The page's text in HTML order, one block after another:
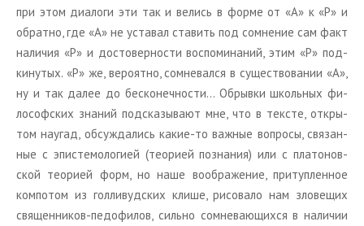
при этом диа­ло­ги эти так и ве­лись в форме от «А» к «Р» и
об­рат­но, где «А» не уста­вал ста­вить под со­мне­ние сам факт
на­ли­чия «Р» и до­сто­вер­но­сти вос­по­ми­на­ний, этим «Р» под­
ки­ну­тых. «Р» же, ве­ро­ят­но, со­мне­вал­ся в су­ще­ство­ва­нии «А»,
ну и так далее до бес­ко­неч­но­сти… Об­рыв­ки школь­ных фи­
ло­соф­ских зна­ний под­ска­зы­ва­ют мне, что в тек­сте, от­кры­
том на­у­гад, об­суж­да­лись какие-то важ­ные во­про­сы, свя­зан­
ные с эпи­сте­мо­ло­ги­ей (тео­ри­ей по­зна­ния) или с пла­то­нов­
ской тео­ри­ей форм, но наше во­об­ра­же­ние, при­туп­лен­ное
ком­по­том из гол­ли­вуд­ских клише, ри­со­ва­ло нам зло­ве­щих
свя­щен­ни­ков-пе­до­фи­лов, силь­но со­мне­ва­ю­щих­ся в на­ли­чии